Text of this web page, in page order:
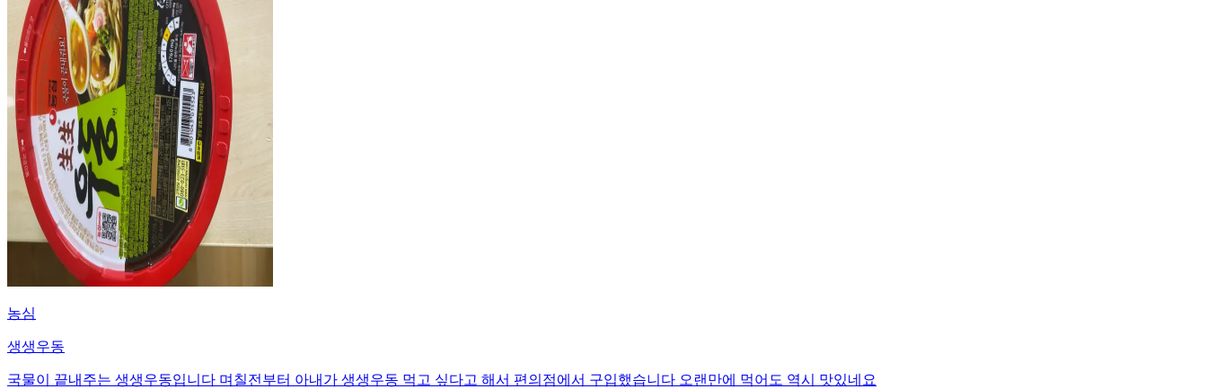
농심
생생우동
국물이 끝내주는 생생우동입니다 며칠전부터 아내가 생생우동 먹고 싶다고 해서 편의점에서 구입했습니다 오랜만에 먹어도 역시 맛있네요